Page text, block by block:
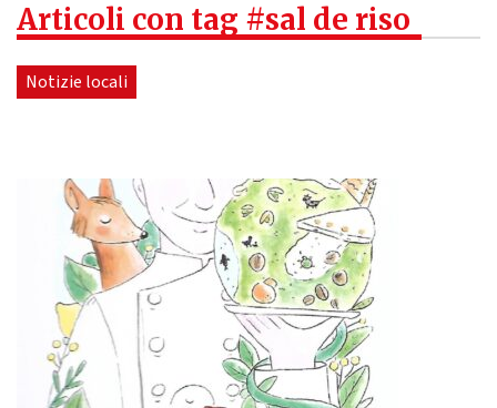
Articoli con tag #sal de riso
Notizie locali